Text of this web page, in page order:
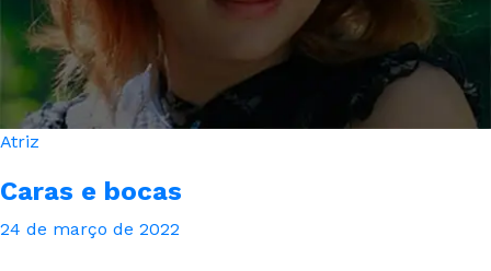
Atriz
Caras e bocas
24 de março de 2022